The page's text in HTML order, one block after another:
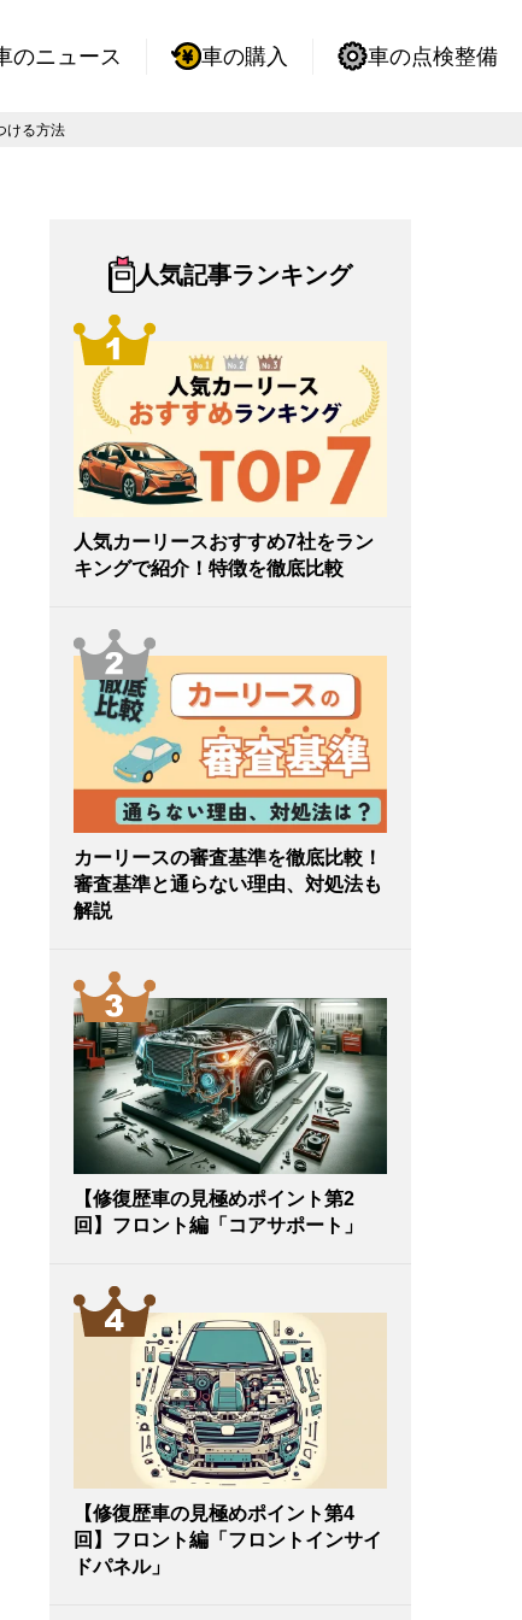
のニュース 車の購入 車の点検整備
ける方法
人気記事ランキング
人気カーリースおすすめ7社をラン
キングで紹介！特徴を徹底比較
カーリースの審査基準を徹底比較！
審査基準と通らない理由、対処法も
解説
【修復歴車の見極めポイント第2
回】フロント編「コアサポート」
【修復歴車の見極めポイント第4
回】フロント編「フロントインサイ
ドパネル」